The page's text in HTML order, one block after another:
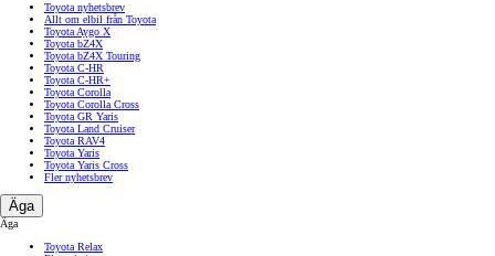
Toyota nyhetsbrev
Allt om elbil från Toyota
Toyota Aygo X
Toyota bZ4X
Toyota bZ4X Touring
Toyota C-HR
Toyota C-HR+
Toyota Corolla
Toyota Corolla Cross
Toyota GR Yaris
Toyota Land Cruiser
Toyota RAV4
Toyota Yaris
Toyota Yaris Cross
Fler nyhetsbrev
Äga
Äga
Toyota Relax